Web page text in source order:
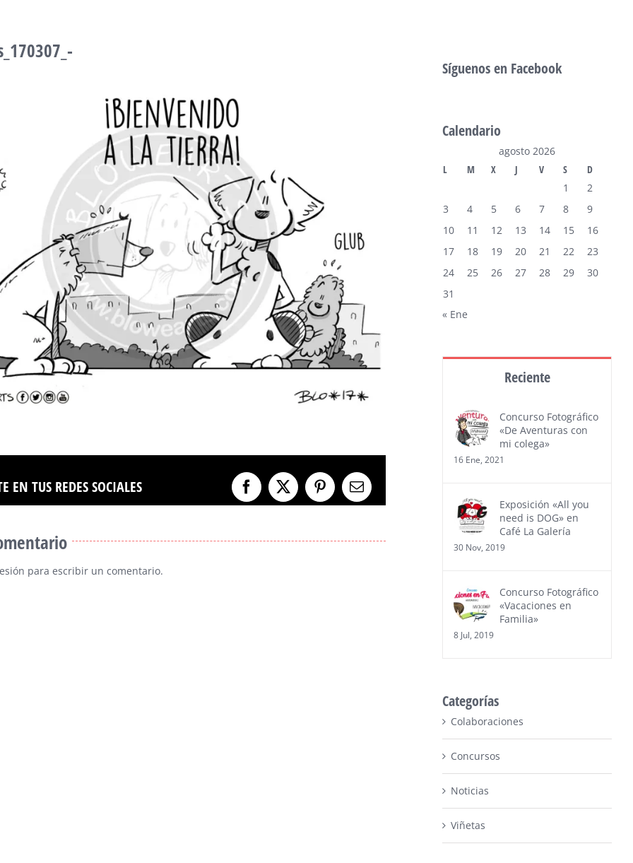
EN TUS REDES SOCIALES Facebook
X PinterestCorreo
electrónico
para escribir un comentario.
Síguenos en Facebook
Calendario
agosto 2026
L
M X J V S
D
1
2
3
4 5 6 7 8
9
10
11 12 13 14 15
16
17
18 19 20 21 22
23
24
25 26 27 28 29
30
31
« Ene
Reciente
Concurso Fotográfico
«De Aventuras con
mi colega»
16 Ene, 2021
Exposición «All you
need is DOG» en
Café La Galería
30 Nov, 2019
Concurso Fotográfico
«Vacaciones en
Familia»
8 Jul, 2019
Categorías
Colaboraciones
Concursos
Noticias
Viñetas